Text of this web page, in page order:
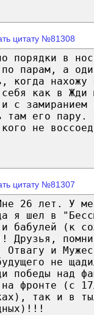
цитату №81308
порядки в
по парам, а
когда нахожу
себя как в Жди
с замиранием
там его пару.
не
цитату №81307
26 лет. У
я шел в
бабулей (к
Друзья,
Отвагу и
не
победы над
фронте (с
так и в